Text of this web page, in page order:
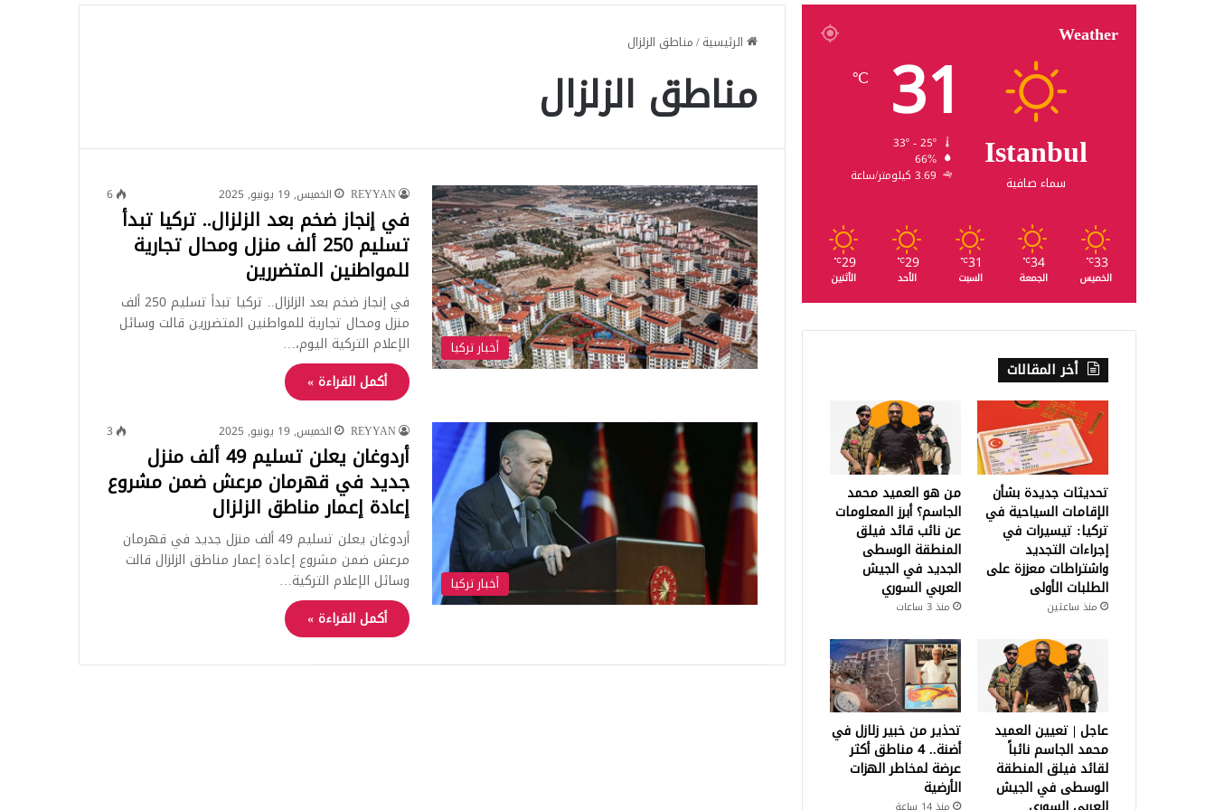
الرئيسية/مناطق الزلزال
مناطق الزلزال
أخبار تركيا
REYYAN الخميس, 19 يونيو, 2025 6
في إنجاز ضخم بعد الزلزال.. تركيا تبدأ
تسليم 250 ألف منزل ومحال تجارية
للمواطنين المتضررين
في إنجاز ضخم بعد الزلزال.. تركيا تبدأ تسليم 250 ألف
منزل ومحال تجارية للمواطنين المتضررين قالت وسائل
الإعلام التركية اليوم،…
أكمل القراءة »
أخبار تركيا
REYYAN الخميس, 19 يونيو, 2025 3
أردوغان يعلن تسليم 49 ألف منزل
جديد في قهرمان مرعش ضمن مشروع
إعادة إعمار مناطق الزلزال
أردوغان يعلن تسليم 49 ألف منزل جديد في قهرمان
مرعش ضمن مشروع إعادة إعمار مناطق الزلزال قالت
وسائل الإعلام التركية…
أكمل القراءة »
Weather
Istanbul
سماء صافية
31
℃
66%
3.69 كيلومتر/ساعة
33
℃
الخميس
34
℃
الجمعة
31
℃
السبت
29
℃
الأحد
29
℃
الأثنين
أخر المقالات
تحديثات جديدة بشأن
الإقامات السياحية في
تركيا: تيسيرات في
إجراءات التجديد
واشتراطات معززة على
الطلبات الأولى
منذ ساعتين
من هو العميد محمد
الجاسم؟ أبرز المعلومات
عن نائب قائد فيلق
المنطقة الوسطى
الجديد في الجيش
العربي السوري
منذ 3 ساعات
عاجل | تعيين العميد
محمد الجاسم نائباً
لقائد فيلق المنطقة
الوسطى في الجيش
تحذير من خبير زلازل في
أضنة.. 4 مناطق أكثر
عرضة لمخاطر الهزات
الأرضية